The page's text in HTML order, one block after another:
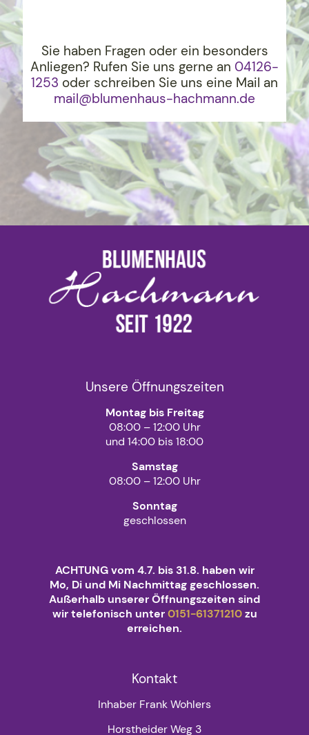
Sie haben Fragen oder ein besonders
Anliegen? Rufen Sie uns gerne an 04126-
1253 oder schreiben Sie uns eine Mail an
mail@blumenhaus-hachmann.de
Unsere Öffnungszeiten
Montag bis Freitag
08:00 – 12:00 Uhr
und 14:00 bis 18:00
Samstag
08:00 – 12:00 Uhr
Sonntag
geschlossen
ACHTUNG vom 4.7. bis 31.8. haben wir
Mo, Di und Mi Nachmittag geschlossen.
Außerhalb unserer Öffnungszeiten sind
wir telefonisch unter0151-61371210zu
erreichen.
Kontakt
Inhaber Frank Wohlers
Horstheider Weg 3